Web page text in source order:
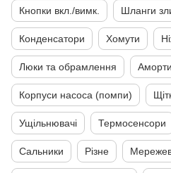
Кнопки вкл./вимк. Шланги
Конденсатори Хомути
Люки та обрамлення
Корпуси насоса (помпи)
Ущільнювачі Термосенсори
Сальники Різне